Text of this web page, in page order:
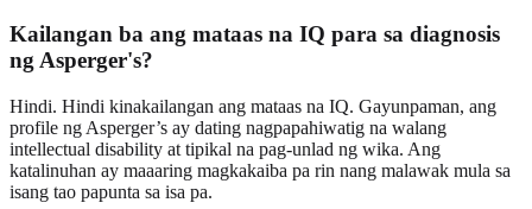
Kailangan ba ang mataas na IQ para sa diagnosis
ng Asperger's?
Hindi. Hindi kinakailangan ang mataas na IQ. Gayunpaman, ang
profile ng Asperger’s ay dating nagpapahiwatig na walang
intellectual disability at tipikal na pag-unlad ng wika. Ang
katalinuhan ay maaaring magkakaiba pa rin nang malawak mula sa
isang tao papunta sa isa pa.